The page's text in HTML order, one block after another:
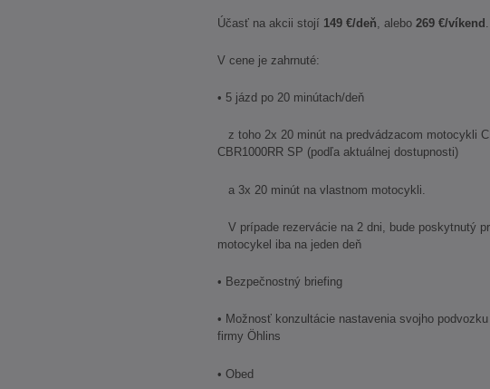
Účasť na akcii stojí 149 €/deň , alebo 269 €/víkend
V cene je zahrnuté:
• 5 jázd po 20 minútach/deň
z toho 2x 20 minút na predvádzacom motocykli
CBR1000RR SP (podľa aktuálnej dostupnosti)
a 3x 20 minút na vlastnom motocykli.
V prípade rezervácie na 2 dni, bude poskytnutý
motocykel iba na jeden deň
• Bezpečnostný briefing
• Možnosť konzultácie nastavenia svojho
firmy Öhlins
• Obed